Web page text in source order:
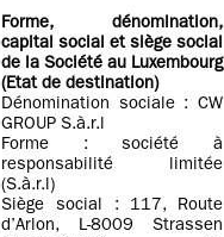
Forme, dénomination,
capital social et siège social
de la Société au Luxembourg
(Etat de destination)
Dénomination sociale : CW
GROUP S.à.r.l
Forme : société à
responsabilité limitée
(S.à.r.l)
Siège social : 117, Route
d’Arlon, L-8009 Strassen